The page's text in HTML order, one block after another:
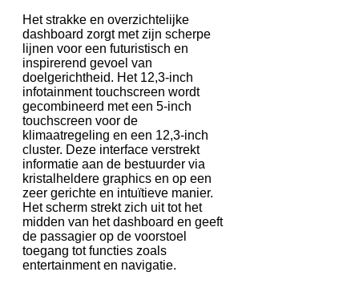
Het strakke en overzichtelijke
dashboard zorgt met zijn scherpe
lijnen voor een futuristisch en
inspirerend gevoel van
doelgerichtheid. Het 12,3-inch
infotainment touchscreen wordt
gecombineerd met een 5-inch
touchscreen voor de
klimaatregeling en een 12,3-inch
cluster. Deze interface verstrekt
informatie aan de bestuurder via
kristalheldere graphics en op een
zeer gerichte en intuïtieve manier.
Het scherm strekt zich uit tot het
midden van het dashboard en geeft
de passagier op de voorstoel
toegang tot functies zoals
entertainment en navigatie.